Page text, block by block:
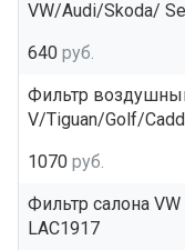
VW/Audi/Skoda/
640 руб.
Фильтр
V/Tiguan/Golf/
1070 руб.
Фильтр салона
LAC1917